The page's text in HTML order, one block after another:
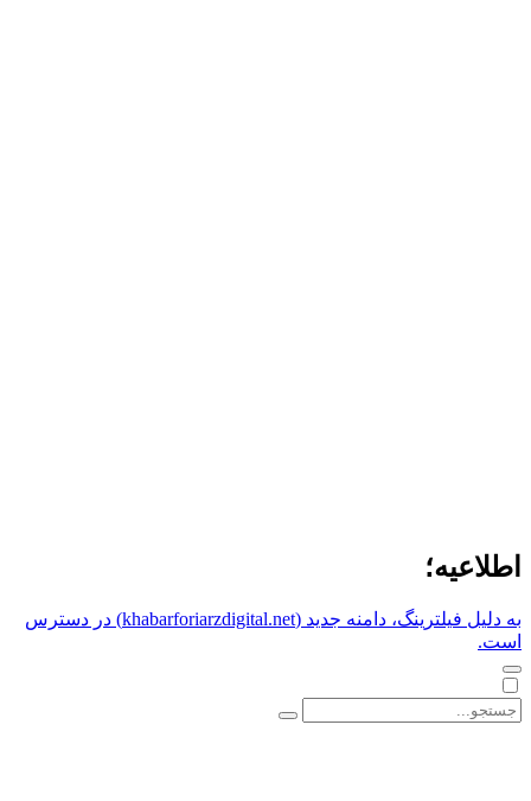
اطلاعیه؛
به دلیل فیلترینگ، دامنه جدید (khabarforiarzdigital.net) در دسترس
است.